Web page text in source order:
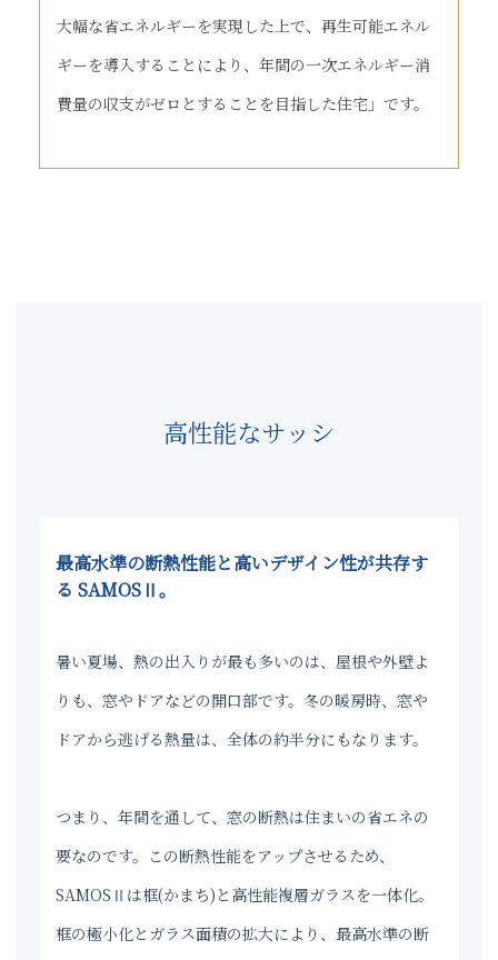
大幅な省エネルギーを実現した上で、再生可能エネル
ギーを導入することにより、年間の一次エネルギー消
費量の収支がゼロとすることを目指した住宅」です。
高性能なサッシ
最高水準の断熱性能と高いデザイン性が共存す
る SAMOSⅡ。
暑い夏場、熱の出入りが最も多いのは、屋根や外壁よ
りも、窓やドアなどの開口部です。冬の暖房時、窓や
ドアから逃げる熱量は、全体の約半分にもなります。
つまり、年間を通して、窓の断熱は住まいの省エネの
要なのです。この断熱性能をアップさせるため、
SAMOSⅡは框(かまち)と高性能複層ガラスを一体化。
框の極小化とガラス面積の拡大により、最高水準の断